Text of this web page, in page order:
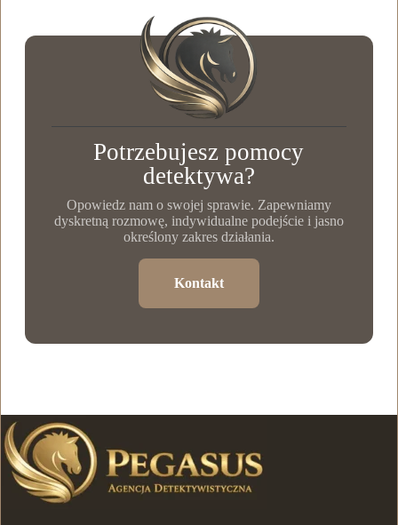
Potrzebujesz pomocy
detektywa?
Opowiedz nam o swojej sprawie. Zapewniamy
dyskretną rozmowę, indywidualne podejście i jasno
określony zakres działania.
Kontakt